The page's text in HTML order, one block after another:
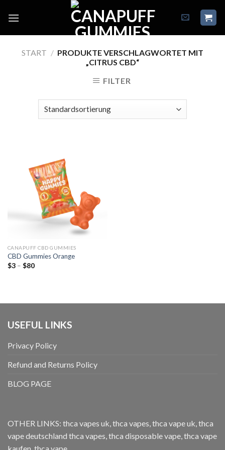
START / PRODUKTE VERSCHLAGWORTET MIT
„CITRUS CBD“
FILTER
CANAPUFF CBD GUMMIES
CBD Gummies Orange
$3 – $80Preisspanne:
USEFUL LINKS
Privacy Policy
Refund and Returns Policy
BLOG PAGE
OTHER LINKS: thca vapes uk thca vapes thca vape uk thca
vape deutschland thca vapes thca disposable vape thca vape